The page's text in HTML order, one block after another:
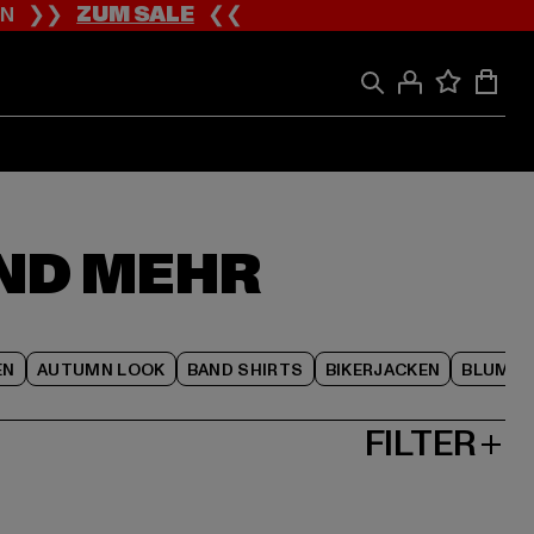
❯❯ZUM SALE❮❮
MEHR
AUTUMN LOOK BAND SHIRTS BIKERJACKEN
FILTER